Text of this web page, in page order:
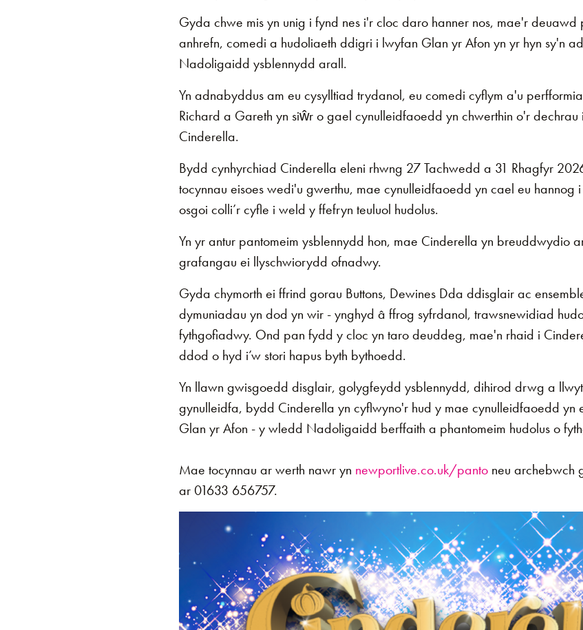
Gyda chwe mis yn unig i fynd nes i'r cloc daro hanner nos, mae'r
anhrefn, comedi a hudoliaeth ddigri i lwyfan Glan yr Afon yn yr hyn sy'n
Nadoligaidd ysblennydd arall.
Yn adnabyddus am eu cysylltiad trydanol, eu comedi cyflym a'u
Richard a Gareth yn siŵr o gael cynulleidfaoedd yn chwerthin o'r
Cinderella.
Bydd cynhyrchiad Cinderella eleni rhwng 27 Tachwedd a 31 Rhagfyr
tocynnau eisoes wedi'u gwerthu, mae cynulleidfaoedd yn cael eu hannog
osgoi colli’r cyfle i weld y ffefryn teuluol hudolus.
Yn yr antur pantomeim ysblennydd hon, mae Cinderella yn breuddwydio
grafangau ei llyschwiorydd ofnadwy.
Gyda chymorth ei ffrind gorau Buttons, Dewines Dda ddisglair ac
dymuniadau yn dod yn wir - ynghyd â ffrog syfrdanol, trawsnewidiad
fythgofiadwy. Ond pan fydd y cloc yn taro deuddeg, mae'n rhaid i
ddod o hyd i’w stori hapus byth bythoedd.
Yn llawn gwisgoedd disglair, golygfeydd ysblennydd, dihirod drwg a
gynulleidfa, bydd Cinderella yn cyflwyno'r hud y mae cynulleidfaoedd yn
Glan yr Afon - y wledd Nadoligaidd berffaith a phantomeim hudolus o
Mae tocynnau ar werth nawr y​​​​​​​n newportlive.co.uk/pantoneu archebwch
ar 01633 656757.